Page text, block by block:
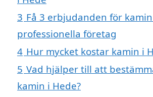
3 Få 3 erbjudanden för
professionella företag
4 Hur mycket kostar kamin i
5 Vad hjälper till att
kamin i Hede?